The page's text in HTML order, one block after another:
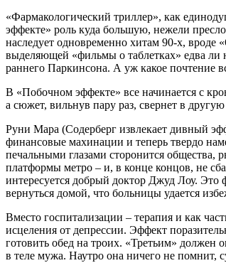
«Фармакологический триллер», как
эффекте» роль куда большую, нежели
наследует одновременно хитам 90-х, вроде
выделяющей «фильмы о таблетках» едва ли
раннего Паркинсона. А уж какое почтение
В «Побочном эффекте» все начинается с
а сюжет, вильнув пару раз, свернет в
Руни Мара (Содерберг извлекает дивный
финансовые махинации и теперь твердо
печальными глазами сторонится общества,
платформы метро – и, в конце концов, не
интересуется добрый доктор Джуд Лоу. Это
вернуться домой, что больницы удается
Вместо госпитализации – терапия и как
исцеления от депрессии. Эффект
готовить обед на троих. «Третьим» должен
в теле мужа. Наутро она ничего не помнит,